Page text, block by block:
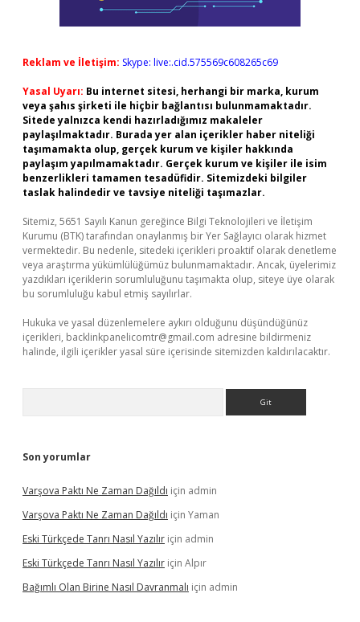
Reklam ve İletişim: Skype: live:.cid.575569c608265c69
Yasal Uyarı: Bu internet sitesi, herhangi bir marka, kurum
veya şahıs şirketi ile hiçbir bağlantısı bulunmamaktadır.
Sitede yalnızca kendi hazırladığımız makaleler
paylaşılmaktadır. Burada yer alan içerikler haber niteliği
taşımamakta olup, gerçek kurum ve kişiler hakkında
paylaşım yapılmamaktadır. Gerçek kurum ve kişiler ile isim
benzerlikleri tamamen tesadüfidir. Sitemizdeki bilgiler
taslak halindedir ve tavsiye niteliği taşımazlar.
Sitemiz, 5651 Sayılı Kanun gereğince Bilgi Teknolojileri ve İletişim
Kurumu (BTK) tarafından onaylanmış bir Yer Sağlayıcı olarak hizmet
vermektedir. Bu nedenle, sitedeki içerikleri proaktif olarak denetleme
veya araştırma yükümlülüğümüz bulunmamaktadır. Ancak, üyelerimiz
yazdıkları içeriklerin sorumluluğunu taşımakta olup, siteye üye olarak
bu sorumluluğu kabul etmiş sayılırlar.
Hukuka ve yasal düzenlemelere aykırı olduğunu düşündüğünüz
içerikleri, backlinkpanelicomtr@gmail.com adresine bildirmeniz
halinde, ilgili içerikler yasal süre içerisinde sitemizden kaldırılacaktır.
Son yorumlar
Varşova Paktı Ne Zaman Dağıldı için admin
Varşova Paktı Ne Zaman Dağıldı için Yaman
Eski Türkçede Tanrı Nasıl Yazılır için admin
Eski Türkçede Tanrı Nasıl Yazılır için Alpır
Bağımlı Olan Birine Nasıl Davranmalı için admin